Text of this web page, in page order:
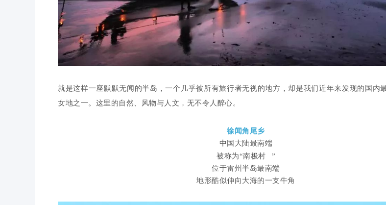
就是这样一座默默无闻的半岛，一个几乎被所有旅行者无视的地方，却是我们近年来发现的国内
女地之一。 这里的自然、风物与人文，无不令人醉心。
徐闻角尾乡
中国大陆最南端
被称为“南极村
”
位于雷州半岛最南端
地形酷似伸向大海的一支牛角